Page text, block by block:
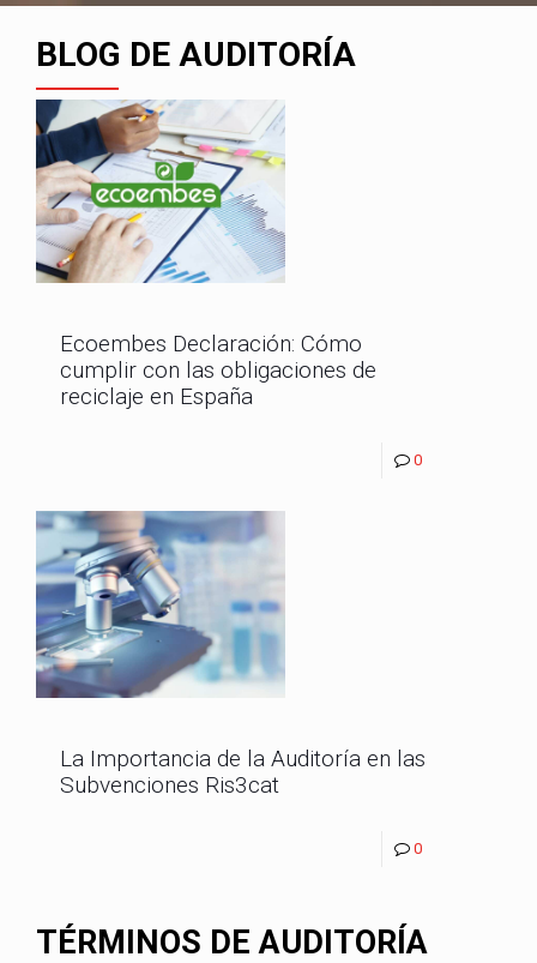
BLOG DE AUDITORÍA
Ecoembes Declaración: Cómo
cumplir con las obligaciones de
reciclaje en España
0
La Importancia de la Auditoría en las
Subvenciones Ris3cat
0
TÉRMINOS DE AUDITORÍA